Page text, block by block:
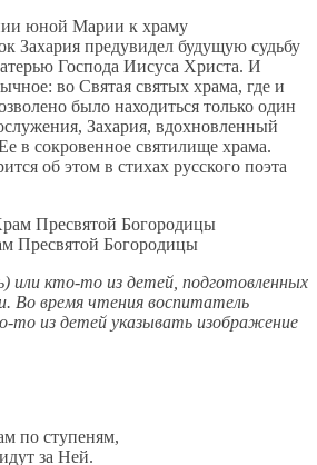
юной Марии к храму
Захария предувидел будущую судьбу
Господа Иисуса Христа. И
во Святая святых храма, где и
было находиться только один
Захария, вдохновленный
в сокровенное святилище храма.
об этом в стихах русского поэта
Пресвятой Богородицы
или кто-то из детей, подготовленных
Во время чтения воспитатель
то из детей указывать изображение
по ступеням,
за Ней.